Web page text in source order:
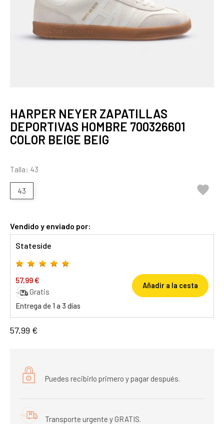
HARPER NEYER ZAPATILLAS
DEPORTIVAS HOMBRE 700326601
COLOR BEIGE BEIG
Talla: 43
43 
Vendido y enviado por:
Stateside
57,99 €
Gratis
Entrega de 1 a 3 días
Añadir a la cesta
57,99 €
Puedes recibirlo primero y pagar después.
Transporte urgente y GRATIS.